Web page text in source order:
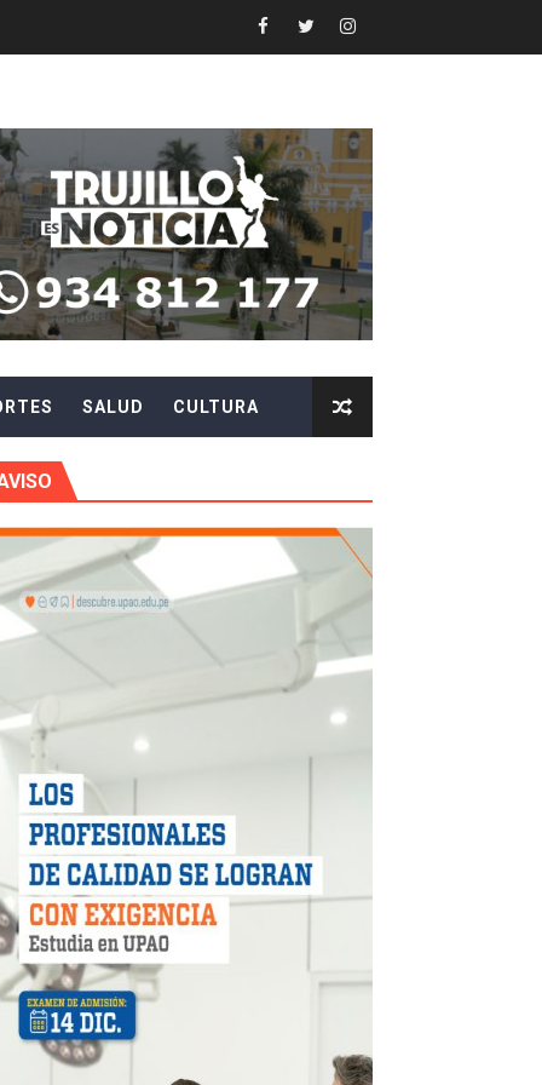
AGILIZAR LA ATENCIÓN ANTE PROBLEMAS ELÉCTRICOS
en beneficios para toda su familia
identidad
El Niño
EVITAR ROBOS Y ESTAFAS
EN EL SORTEO DE HIDRANDINA
de S/180,000 en premios
en primer semestre de 2026
móvil en el primer semestre de 2026
DE LA LIBERTAD"
CON ENERGÍA” DE HIDRANDINA
paga mientras no estés en casa
DE FLORENCIA DE MORA
MÍNIMAS DE SEGURIDAD
con Checa tu señal
EN EL SORTEO POR FIESTAS PATRIAS DE
SALUD CULTURA